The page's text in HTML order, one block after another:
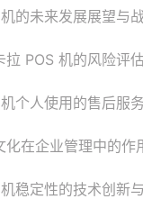
的未来发展展望与
拉 POS 机的风险评
个人使用的售后服
化在企业管理中的作
稳定性的技术创新